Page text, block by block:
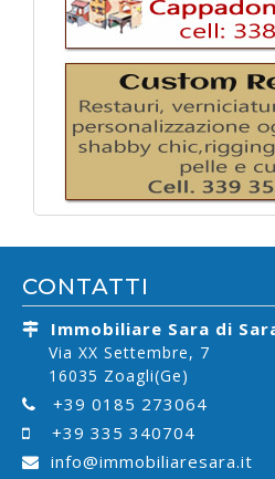
CONTATTI
Immobiliare Sara di
Via XX Settembre, 7
16035 Zoagli(Ge)
+39 0185 273064
+39 335 340704
info@immobiliaresara.it